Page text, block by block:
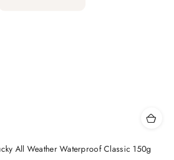
All Weather Waterproof Classic 150g